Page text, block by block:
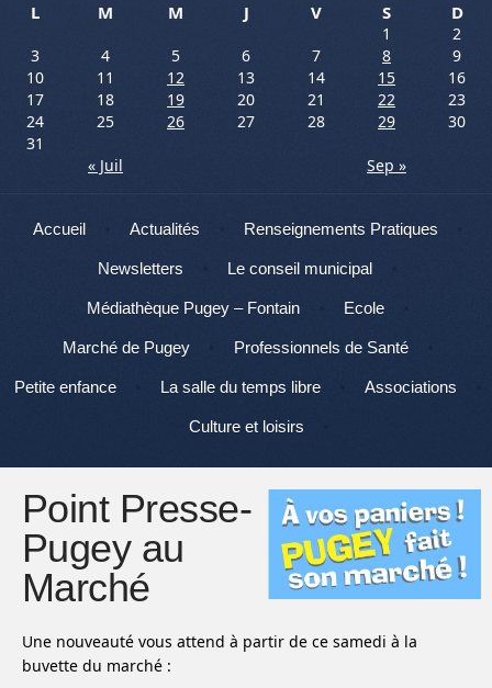
L
M M J V S D
1
2
3
4 5 6 7 8
9
10
11 12 13 14 15
16
17
18 19 20 21 22
23
24
25 26 27 28 29
30
31
« Juil
Sep »
Menu
Aller au contenu
Accueil Actualités Renseignements Pratiques
Newsletters Le conseil municipal
Médiathèque Pugey – Fontain Ecole
Marché de Pugey Professionnels de Santé
Petite enfance La salle du temps libre Associations
Culture et loisirs
Point Presse-
Pugey au
Marché
Une nouveauté vous attend à partir de ce samedi à la
buvette du marché :